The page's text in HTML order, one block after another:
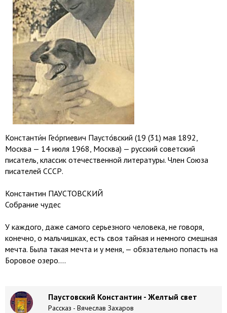
Константи́н Гео́ргиевич Паусто́вский (19 (31) мая 1892,
Москва — 14 июля 1968, Москва) — русский советский
писатель, классик отечественной литературы. Член Союза
писателей СССР.
Константин ПАУСТОВСКИЙ
Собрание чудес
У каждого, даже самого серьезного человека, не говоря,
конечно, о мальчишках, есть своя тайная и немного смешная
мечта. Была такая мечта и у меня, — обязательно попасть на
Боровое озеро....
Паустовский Константин - Желтый свет
Рассказ - Вячеслав Захаров